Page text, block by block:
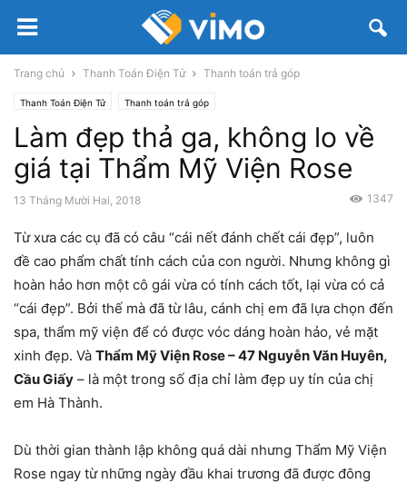
Trang chủ Thanh Toán Điện Tử Thanh toán trả góp
Thanh Toán Điện Tử Thanh toán trả góp
Làm đẹp thả ga, không lo về
giá tại Thẩm Mỹ Viện Rose
13 Tháng Mười Hai, 2018 1347
Từ xưa các cụ đã có câu “cái nết đánh chết cái đẹp”, luôn
đề cao phẩm chất tính cách của con người. Nhưng không gì
hoàn hảo hơn một cô gái vừa có tính cách tốt, lại vừa có cả
“cái đẹp”. Bởi thế mà đã từ lâu, cánh chị em đã lựa chọn đến
spa, thẩm mỹ viện để có được vóc dáng hoàn hảo, vẻ mặt
xinh đẹp. Và Thẩm Mỹ Viện Rose – 47 Nguyễn Văn Huyên,
Cầu Giấy – là một trong số địa chỉ làm đẹp uy tín của chị
em Hà Thành.
Dù thời gian thành lập không quá dài nhưng Thẩm Mỹ Viện
Rose ngay từ những ngày đầu khai trương đã được đông